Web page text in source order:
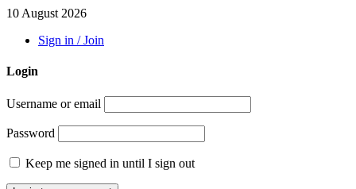
10 August 2026
Sign in / Join
Login
Username or email
Password
Keep me signed in until I sign out